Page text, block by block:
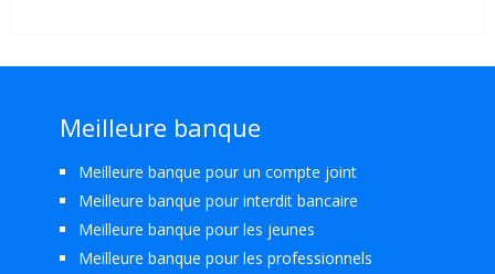
Meilleure banque
Meilleure banque pour un compte joint
Meilleure banque pour interdit bancaire
Meilleure banque pour les jeunes
Meilleure banque pour les professionnels